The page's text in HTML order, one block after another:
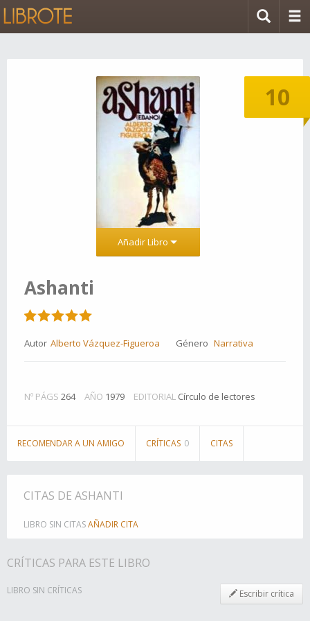
10
Añadir Libro
Ashanti
Autor Alberto Vázquez-Figueroa Género Narrativa
Nº PÁGS 264 AÑO 1979 EDITORIAL Círculo de lectores
RECOMENDAR A UN AMIGO CRÍTICAS 0 CITAS
CITAS DE ASHANTI
LIBRO SIN CITASAÑADIR CITA
CRÍTICAS PARA ESTE LIBRO
LIBRO SIN CRÍTICAS Escribir crítica